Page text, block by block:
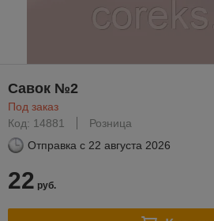
Савок №2
Под заказ
Код: 14881
Розница
Отправка с 22 августа 2026
22 руб.